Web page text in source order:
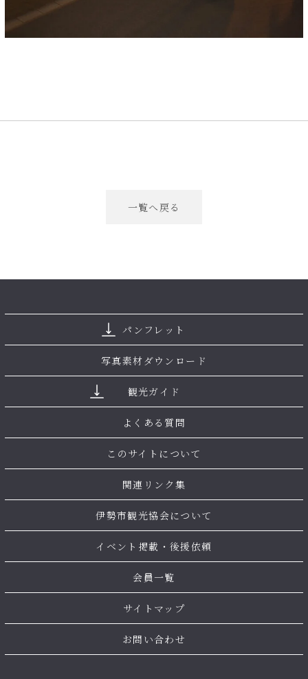
一覧へ戻る
パンフレット
写真素材ダウンロード
観光ガイド
よくある質問
このサイトについて
関連リンク集
伊勢市観光協会について
イベント掲載・後援依頼
会員一覧
サイトマップ
お問い合わせ